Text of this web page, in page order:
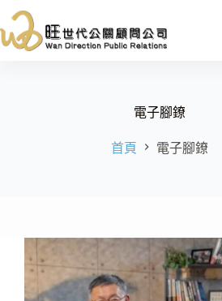
至
主
電子腳鐐
首頁 電子腳鐐